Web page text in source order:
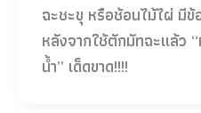
ฉะชะขุ หรือช้อนไม้ไผ่ มี
หลังจากใช้ตักมัทฉะแล้ว
น้ำ” เด็ดขาด!!!!